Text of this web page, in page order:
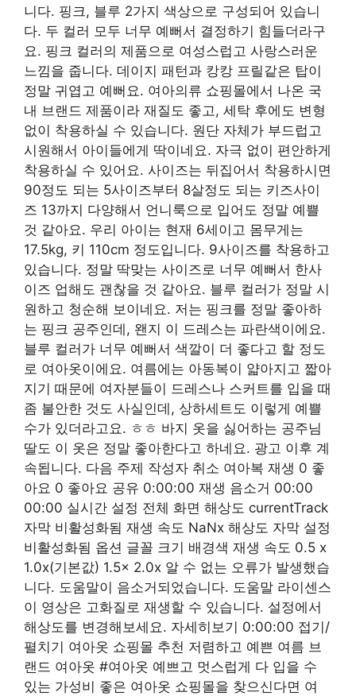
니다. 핑크, 블루 2가지 색상으로 구성되어 있습니
다. 두 컬러 모두 너무 예뻐서 결정하기 힘들더라구
요. 핑크 컬러의 제품으로 여성스럽고 사랑스러운
느낌을 줍니다. 데이지 패턴과 캉캉 프릴같은 탑이
정말 귀엽고 예뻐요. 여아의류 쇼핑몰에서 나온 국
내 브랜드 제품이라 재질도 좋고, 세탁 후에도 변형
없이 착용하실 수 있습니다. 원단 자체가 부드럽고
시원해서 아이들에게 딱이네요. 자극 없이 편안하게
착용하실 수 있어요. 사이즈는 뒤집어서 착용하시면
90정도 되는 5사이즈부터 8살정도 되는 키즈사이
즈 13까지 다양해서 언니룩으로 입어도 정말 예쁠
것 같아요. 우리 아이는 현재 6세이고 몸무게는
17.5kg, 키 110cm 정도입니다. 9사이즈를 착용하고
있습니다. 정말 딱맞는 사이즈로 너무 예뻐서 한사
이즈 업해도 괜찮을 것 같아요. 블루 컬러가 정말 시
원하고 청순해 보이네요. 저는 핑크를 정말 좋아하
는 핑크 공주인데, 왠지 이 드레스는 파란색이에요.
블루 컬러가 너무 예뻐서 색깔이 더 좋다고 할 정도
로 여아옷이에요. 여름에는 아동복이 얇아지고 짧아
지기 때문에 여자분들이 드레스나 스커트를 입을 때
좀 불안한 것도 사실인데, 상하세트도 이렇게 예쁠
수가 있더라고요. ㅎㅎ 바지 옷을 싫어하는 공주님
딸도 이 옷은 정말 좋아한다고 하네요. 광고 이후 계
속됩니다. 다음 주제 작성자 취소 여아복 재생 0 좋
아요 0 좋아요 공유 0:00:00 재생 음소거 00:00
00:00 실시간 설정 전체 화면 해상도 currentTrack
자막 비활성화됨 재생 속도 NaNx 해상도 자막 설정
비활성화됨 옵션 글꼴 크기 배경색 재생 속도 0.5 x
1.0x(기본값) 1.5x 2.0x 알 수 없는 오류가 발생했습
니다. 도움말이 음소거되었습니다. 도움말 라이센스
이 영상은 고화질로 재생할 수 있습니다. 설정에서
해상도를 변경해보세요. 자세히보기 0:00:00 접기/
펼치기 여아옷 쇼핑몰 추천 저렴하고 예쁜 여름 브
랜드 여아옷 #여아옷 예쁘고 멋스럽게 다 입을 수
있는 가성비 좋은 여아옷 쇼핑몰을 찾으신다면 여